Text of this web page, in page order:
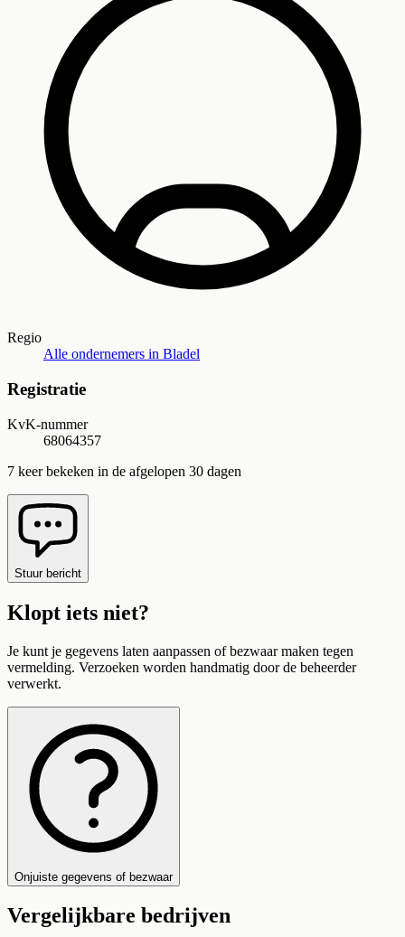
Regio
Alle ondernemers in Bladel
Registratie
KvK-nummer
68064357
7 keer bekeken in de afgelopen 30 dagen
Stuur bericht
Klopt iets niet?
Je kunt je gegevens laten aanpassen of bezwaar maken tegen
vermelding. Verzoeken worden handmatig door de beheerder
verwerkt.
Onjuiste gegevens of bezwaar
Vergelijkbare bedrijven